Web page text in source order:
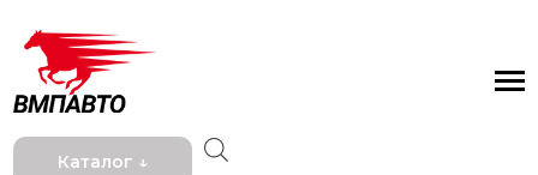
Каталог ↓